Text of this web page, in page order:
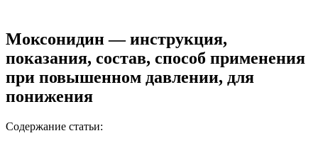
Моксонидин — инструкция,
показания, состав, способ применения
при повышенном давлении, для
понижения
Содержание статьи: